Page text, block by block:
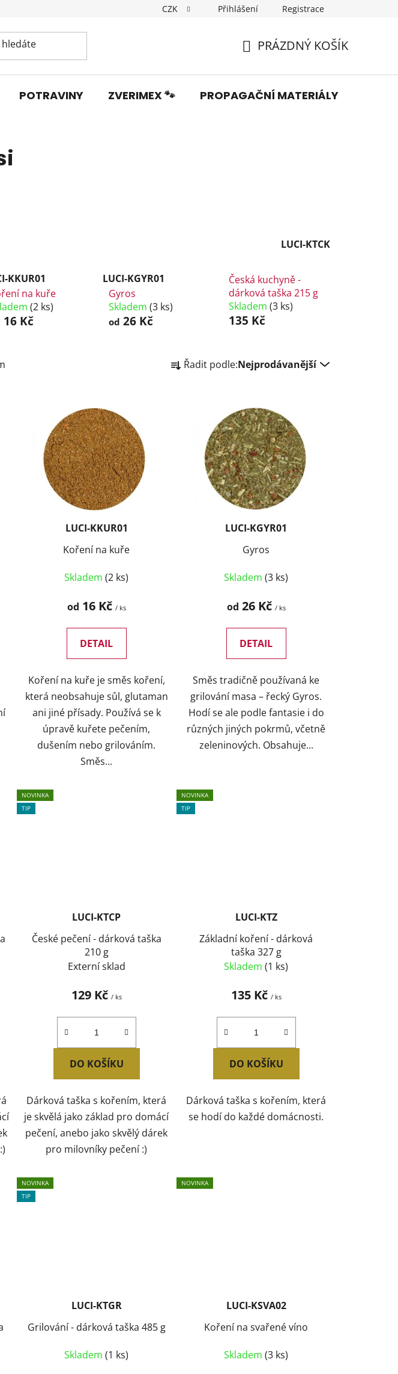
Dopravné Obchodní podmínky Podmínky ochrany
CZK Přihlášení Registrace
KOŠÍK
PRÁZDNÝ KOŠÍK
POTRAVINY ZVERIMEX 🐾 PROPAGAČNÍ MATERIÁLY
KKUR01
na kuře
(2 ks)
16 Kč
LUCI-KGYR01
Gyros
Skladem (3 ks)
od 26 Kč
LUCI-KTCK
Česká kuchyně -
dárková taška 215 g
Skladem (3 ks)
135 Kč
a Řadit podle:Nejprodávanější
LUCI-KKUR01
Koření na kuře
Skladem(2 ks)
od 16 Kč / ks
DETAIL
Koření na kuře je směs koření,
která neobsahuje sůl, glutaman
ani jiné přísady. Používá se k
úpravě kuřete pečením,
dušením nebo grilováním.
Směs...
LUCI-KGYR01
Gyros
Skladem(3 ks)
od 26 Kč / ks
DETAIL
Směs tradičně používaná ke
grilování masa – řecký Gyros.
Hodí se ale podle fantasie i do
různých jiných pokrmů, včetně
zeleninových. Obsahuje...
NOVINKA
TIP
LUCI-KTCP
České pečení - dárková taška
210 g
Externí sklad
129 Kč / ks
DO KOŠÍKU
Dárková taška s kořením, která
je skvělá jako základ pro domácí
pečení, anebo jako skvělý dárek
pro milovníky pečení :)
NOVINKA
TIP
LUCI-KTZ
Základní koření - dárková
taška 327 g
Skladem(1 ks)
135 Kč / ks
DO KOŠÍKU
Dárková taška s kořením, která
se hodí do každé domácnosti.
NOVINKA
TIP
LUCI-KTGR
Grilování - dárková taška 485 g
Skladem(1 ks)
NOVINKA
LUCI-KSVA02
Koření na svařené víno
Skladem(3 ks)